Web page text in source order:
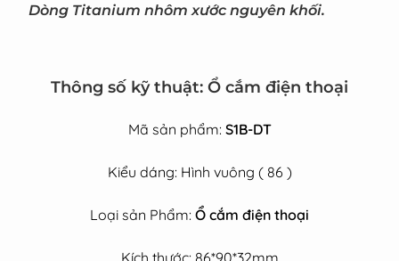
Dòng Titanium nhôm xước nguyên khối.
Thông số kỹ thuật: Ổ cắm điện thoại
Mã sản phẩm: S1B-DT
Kiểu dáng: Hình vuông ( 86 )
Loại sản Phẩm: Ổ cắm điện thoại
Kích thước: 86*90*32mm